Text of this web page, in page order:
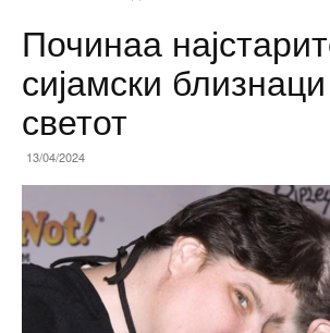
Починаа
сијамски
светот
13/04/2024